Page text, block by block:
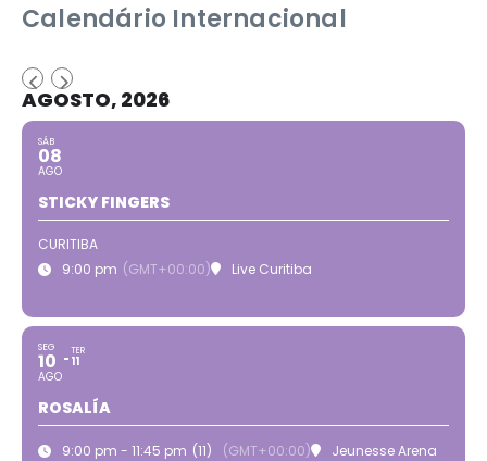
Calendário Internacional
AGOSTO, 2026
SÁB
08
AGO
STICKY FINGERS
CURITIBA
9:00 pm (GMT+00:00) Live Curitiba
SEG
10
AGO
TER
11
ROSALÍA
9:00 pm - 11:45 pm (11) (GMT+00:00) Jeunesse Arena